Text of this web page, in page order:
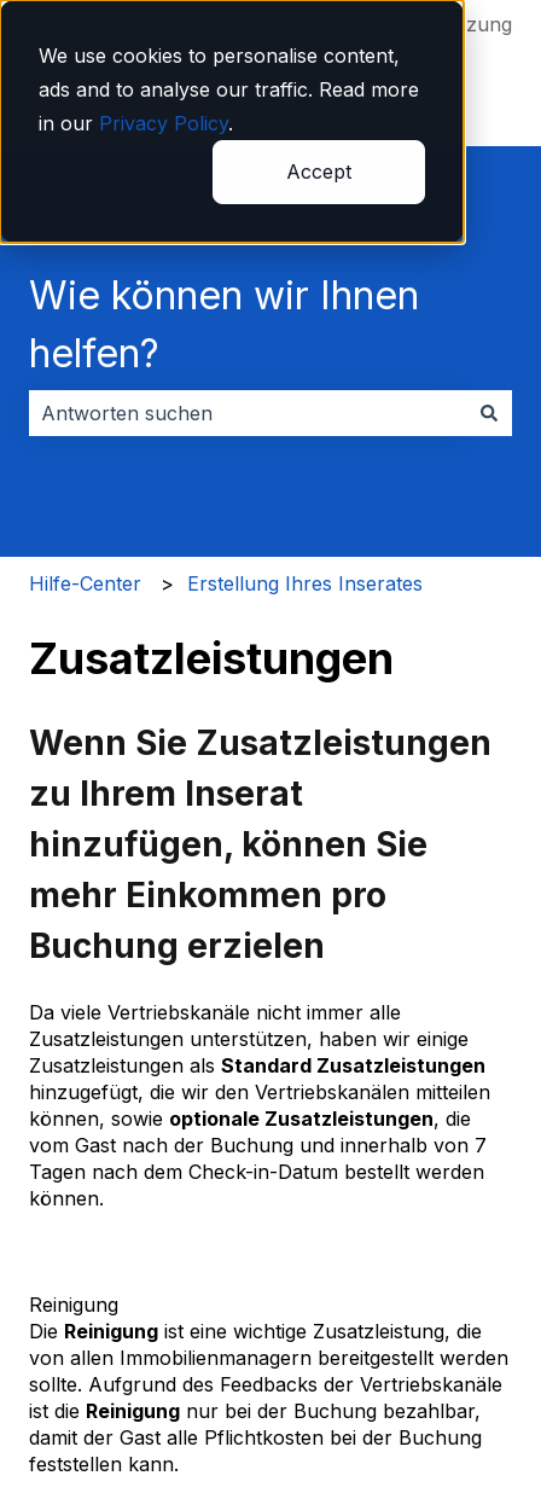
We use cookies to personalise content,
ads and to analyse our traffic. Read more
in our Privacy Policy.
Accept
Untermenü für Übersetzungen anzeigen
Mehr Unterstützung
Wie können wir Ihnen
helfen?
Hilfe-Center Erstellung Ihres Inserates
Zusatzleistungen
Wenn Sie Zusatzleistungen
zu Ihrem Inserat
hinzufügen, können Sie
mehr Einkommen pro
Buchung erzielen
Da viele Vertriebskanäle nicht immer alle
Zusatzleistungen unterstützen, haben wir einige
Zusatzleistungen als Standard Zusatzleistungen
hinzugefügt, die wir den Vertriebskanälen mitteilen
können, sowie optionale Zusatzleistungen, die
vom Gast nach der Buchung und innerhalb von 7
Tagen nach dem Check-in-Datum bestellt werden
können.
Reinigung
Die Reinigung ist eine wichtige Zusatzleistung, die
von allen Immobilienmanagern bereitgestellt werden
sollte. Aufgrund des Feedbacks der Vertriebskanäle
ist die Reinigung nur bei der Buchung bezahlbar,
damit der Gast alle Pflichtkosten bei der Buchung
feststellen kann.